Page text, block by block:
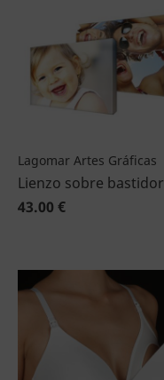
Lagomar Artes Gráficas
Lienzo sobre bastidor
43.00 €